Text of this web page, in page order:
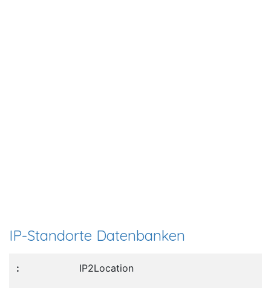
IP-Standorte Datenbanken
IP2Location